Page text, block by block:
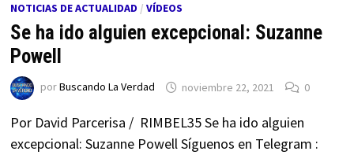
NOTICIAS DE ACTUALIDAD / VÍDEOS
Se ha ido alguien excepcional: Suzanne
Powell
porBuscando La Verdad noviembre 22, 2021 0
Por David Parcerisa / RIMBEL35 Se ha ido alguien
excepcional: Suzanne Powell Síguenos en Telegram :